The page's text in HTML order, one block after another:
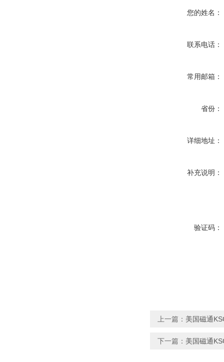
您的姓名：
联系电话：
常用邮箱：
省份：
详细地址：
补充说明：
验证码：
上一篇： 美国磁通
下一篇： 美国磁通